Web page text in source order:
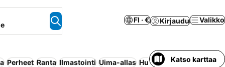
FI · € Kirjaudu Valikko
Perheet Ranta Ilmastointi Uima-allas Huoneisto palveluilla
Katso karttaa